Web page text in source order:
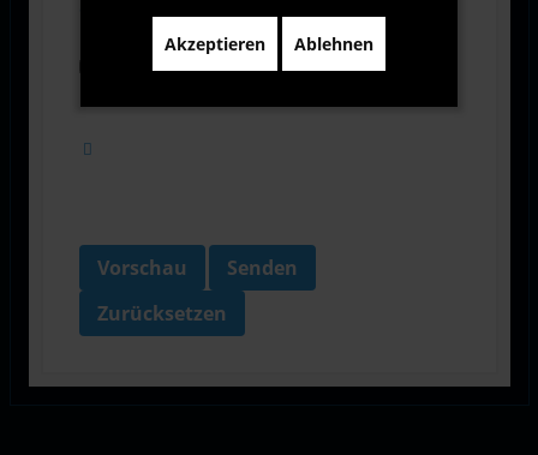
Ich bin damit einverstanden, dass diese Website
Vorschau
Senden
Zurücksetzen
Akzeptieren Ablehnen